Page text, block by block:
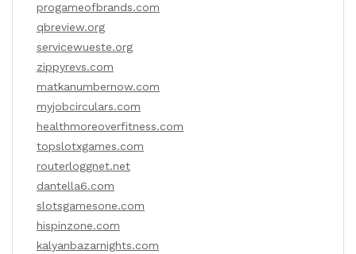
progameofbrands.com
qbreview.org
servicewueste.org
zippyrevs.com
matkanumbernow.com
myjobcirculars.com
healthmoreoverfitness.com
topslotxgames.com
routerloggnet.net
dantella6.com
slotsgamesone.com
hispinzone.com
kalyanbazarnights.com